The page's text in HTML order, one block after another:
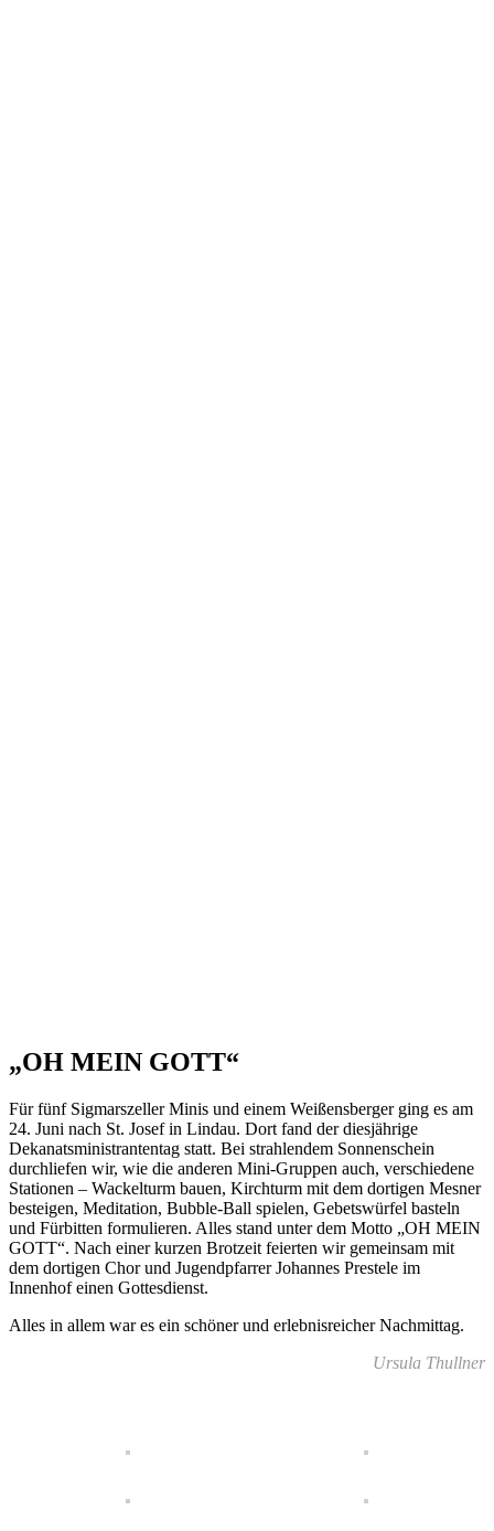
„OH MEIN GOTT“
Für fünf Sigmarszeller Minis und einem Weißensberger ging es am
24. Juni nach St. Josef in Lindau. Dort fand der diesjährige
Dekanatsministrantentag statt. Bei strahlendem Sonnenschein
durchliefen wir, wie die anderen Mini-Gruppen auch, verschiedene
Stationen – Wackelturm bauen, Kirchturm mit dem dortigen Mesner
besteigen, Meditation, Bubble-Ball spielen, Gebetswürfel basteln
und Fürbitten formulieren. Alles stand unter dem Motto „OH MEIN
GOTT“. Nach einer kurzen Brotzeit feierten wir gemeinsam mit
dem dortigen Chor und Jugendpfarrer Johannes Prestele im
Innenhof einen Gottesdienst.
Alles in allem war es ein schöner und erlebnisreicher Nachmittag.
Ursula Thullner